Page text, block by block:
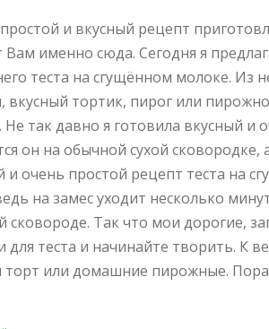
и вкусный рецепт
Вам именно сюда. Сегодня я
теста на сгущённом молоке. Из
вкусный тортик, пирог или
. Не так давно я готовила вкусный и
он на обычной сухой
очень простой рецепт теста на
на замес уходит несколько
сковороде. Так что мои дорогие,
теста и начинайте творить. К
торт или домашние пирожные.